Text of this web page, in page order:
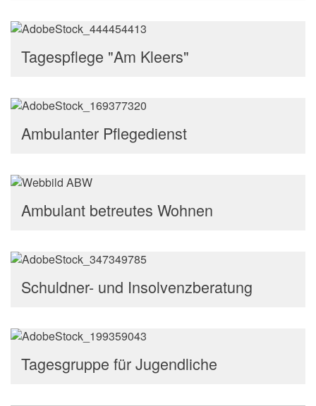
Tagespflege "Am Kleers"
Ambulanter Pflegedienst
Ambulant betreutes Wohnen
Schuldner- und Insolvenzberatung
Tagesgruppe für Jugendliche